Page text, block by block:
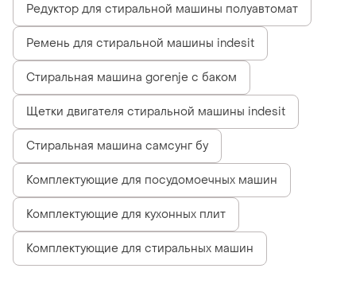
Редуктор для стиральной машины полуавтомат
Ремень для стиральной машины indesit
Стиральная машина gorenje с баком
Щетки двигателя стиральной машины indesit
Стиральная машина самсунг бу
Комплектующие для посудомоечных машин
Комплектующие для кухонных плит
Комплектующие для стиральных машин